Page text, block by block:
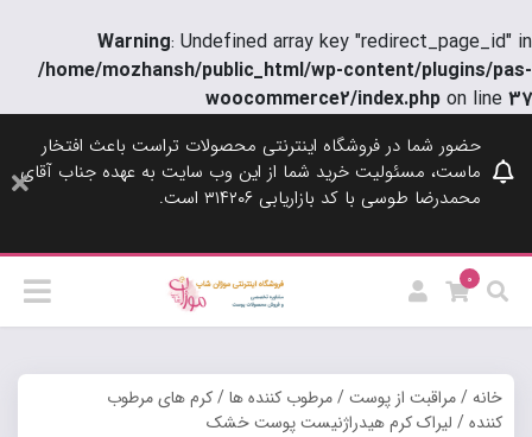
Warning: Undefined array key "redirect_page_id" in
/home/mozhansh/public_html/wp-content/plugins/pas-
woocommerce2/index.php on line 37
حضور شما در فروشگاه اینترنتی محصولات تراست باعث افتخار
ماست، مسئولیت خرید شما از این وب سایت به عهده جناب آقای
محمدرضا طوسی با کد بازاریابی ۳۱۴۲۰۶ است.
0
خانه/مراقبت از پوست/مرطوب کننده ها/کرم های مرطوب
کننده/ لیراک کرم هیدراژنیست پوست خشک